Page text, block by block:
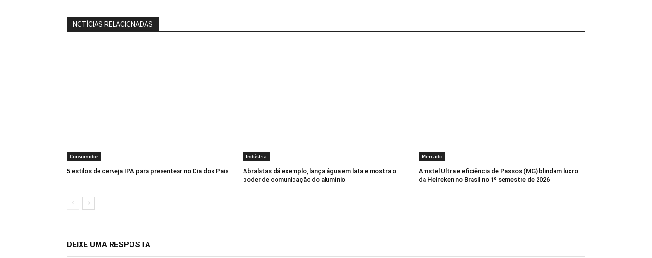
NOTÍCIAS RELACIONADAS
Consumidor
5 estilos de cerveja IPA para presentear no Dia dos Pais
Indústria
Abralatas dá exemplo, lança água em lata e mostra o
poder de comunicação do alumínio
Mercado
Amstel Ultra e eficiência de Passos (MG) blindam lucro
da Heineken no Brasil no 1º semestre de 2026
DEIXE UMA RESPOSTA